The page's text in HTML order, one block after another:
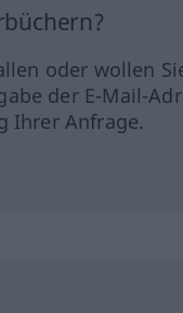
oder wollen
der E-Mail-
Ihrer Anfrage.